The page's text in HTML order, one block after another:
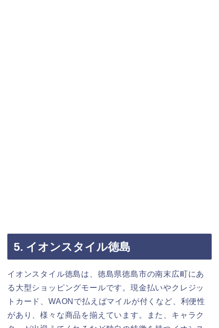
5. イオンスタイル徳島
イオンスタイル徳島は、徳島県徳島市の南末広町にあ
る大型ショッピングモールです。現金払いやクレジッ
トカード、WAONで払えばマイルが付くなど、利便性
があり、様々な商品を揃えています。また、キャラク